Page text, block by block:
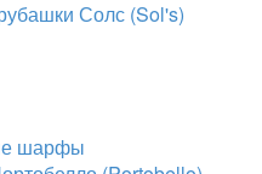
Солс (Sol's)
шарфы